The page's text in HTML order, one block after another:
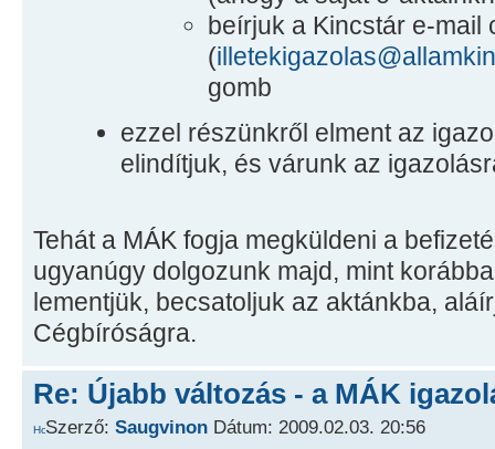
beírjuk a Kincstár e-mail
(
gomb
ezzel részünkről elment az
elindítjuk, és várunk az
Tehát a MÁK fogja megküldeni a
ugyanúgy dolgozunk majd, mint
lementjük, becsatoljuk az aktánkba,
Cégbíróságra.
Re: Újabb változás - a MÁK
Szerző: Saugvinon Dátum: 2009.02.03. 20:56